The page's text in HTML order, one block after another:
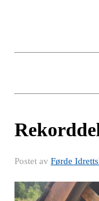
Postet av Førde